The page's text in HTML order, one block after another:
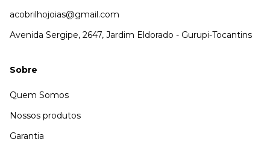
acobrilhojoias@gmail.com
Avenida Sergipe, 2647, Jardim Eldorado - Gurupi-Tocantins
Sobre
Quem Somos
Nossos produtos
Garantia